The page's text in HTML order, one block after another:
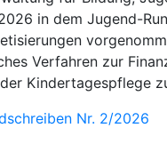
in dem Jugend-
Verfahren zur
Kindertagespflege
Nr. 2/2026